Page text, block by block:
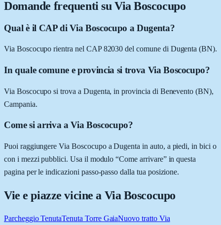
Domande frequenti su Via Boscocupo
Qual è il CAP di Via Boscocupo a Dugenta?
Via Boscocupo rientra nel CAP 82030 del comune di Dugenta (BN).
In quale comune e provincia si trova Via Boscocupo?
Via Boscocupo si trova a Dugenta, in provincia di Benevento (BN),
Campania.
Come si arriva a Via Boscocupo?
Puoi raggiungere Via Boscocupo a Dugenta in auto, a piedi, in bici o
con i mezzi pubblici. Usa il modulo “Come arrivare” in questa
pagina per le indicazioni passo-passo dalla tua posizione.
Vie e piazze vicine a Via Boscocupo
Parcheggio TenutaTenuta Torre GaiaNuovo tratto Via